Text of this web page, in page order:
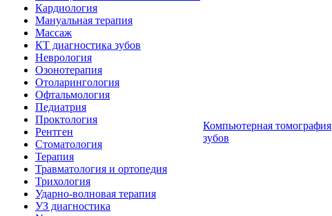
Кардиология
Мануальная терапия
Массаж
КТ диагностика зубов
Неврология
Озонотерапия
Отоларингология
Офтальмология
Педиатрия
Проктология
Рентген
Стоматология
Терапия
Травматология и ортопедия
Трихология
Ударно-волновая терапия
УЗ диагностика
Компьютерная томография
зубов